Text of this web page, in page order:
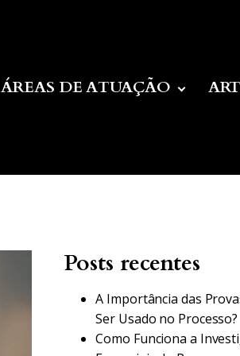
ÁREAS DE ATUAÇÃO
Posts recentes
A Importância das
Ser Usado no Processo?
Como Funciona a